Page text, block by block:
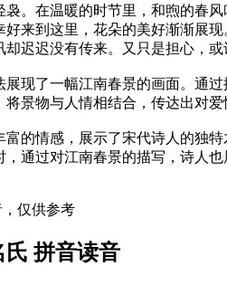
。在温暖的时节里，和煦的春
来到这里，花朵的美好渐渐展
迟迟没有传来。又只是担心，
现了一幅江南春景的画面。通
景物与人情相结合，传达出对
的情感，展示了宋代诗人的独
通过对江南春景的描写，诗人
仅供参考
氏 拼音读音